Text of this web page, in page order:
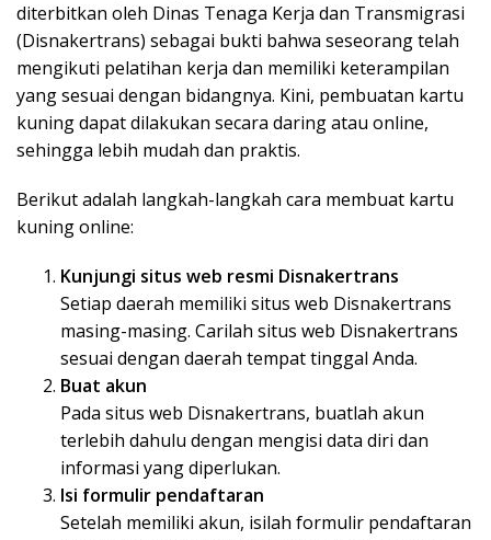
diterbitkan oleh Dinas Tenaga Kerja dan Transmigrasi
(Disnakertrans) sebagai bukti bahwa seseorang telah
mengikuti pelatihan kerja dan memiliki keterampilan
yang sesuai dengan bidangnya. Kini, pembuatan kartu
kuning dapat dilakukan secara daring atau online,
sehingga lebih mudah dan praktis.
Berikut adalah langkah-langkah cara membuat kartu
kuning online:
Kunjungi situs web resmi Disnakertrans
Setiap daerah memiliki situs web Disnakertrans
masing-masing. Carilah situs web Disnakertrans
sesuai dengan daerah tempat tinggal Anda.
Buat akun
Pada situs web Disnakertrans, buatlah akun
terlebih dahulu dengan mengisi data diri dan
informasi yang diperlukan.
Isi formulir pendaftaran
Setelah memiliki akun, isilah formulir pendaftaran